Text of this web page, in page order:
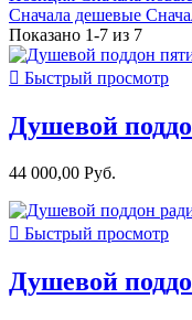
Сначала дешевые
Показано 1-7 из 7
 Быстрый просмотр
Душевой
44 000,00 Руб.
 Быстрый просмотр
Душевой